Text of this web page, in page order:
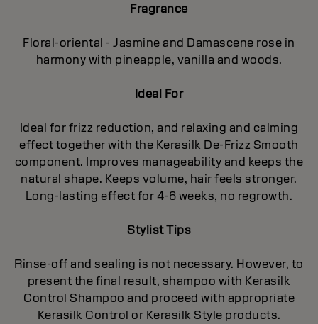
Fragrance
Floral-oriental - Jasmine and Damascene rose in
harmony with pineapple, vanilla and woods.
Ideal For
Ideal for frizz reduction, and relaxing and calming
effect together with the Kerasilk De-Frizz Smooth
component. Improves manageability and keeps the
natural shape. Keeps volume, hair feels stronger.
Long-lasting effect for 4-6 weeks, no regrowth.
Stylist Tips
Rinse-off and sealing is not necessary. However, to
present the final result, shampoo with Kerasilk
Control Shampoo and proceed with appropriate
Kerasilk Control or Kerasilk Style products.